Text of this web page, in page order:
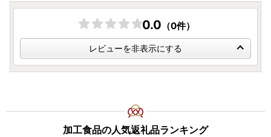
0.0 （0件）
レビューを非表示にする
加工食品の人気返礼品ランキング